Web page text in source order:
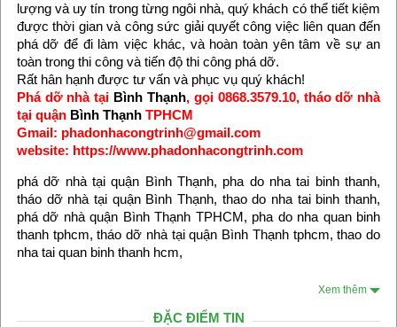
lượng và uy tín trong từng ngôi nhà, quý khách có thể tiết kiệm
được thời gian và công sức giải quyết công việc liên quan đến
phá dỡ để đi làm việc khác, và hoàn toàn yên tâm về sự an
toàn trong thi công và tiến độ thi công phá dỡ.
Rất hân hạnh được tư vấn và phục vụ quý khách!
Phá dỡ nhà tại Bình Thạnh, gọi 0868.3579.10, tháo dỡ nhà
tại quận Bình ThạnhTPHCM
Gmail: phadonhacongtrinh@gmail.com
website: https://www.phadonhacongtrinh.com
phá dỡ nhà tại quận Bình Thạnh, pha do nha tai binh thanh,
tháo dỡ nhà tại quận Bình Thạnh, thao do nha tai binh thanh,
phá dỡ nhà quận Bình Thạnh TPHCM, pha do nha quan binh
thanh tphcm, tháo dỡ nhà tại quận Bình Thạnh tphcm, thao do
nha tai quan binh thanh hcm,
Xem thêm
ĐẶC ĐIỂM TIN